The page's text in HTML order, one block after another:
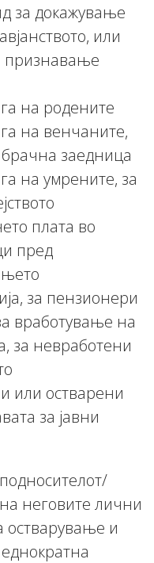
за докажување
или
признавање
на родените
на венчаните,
заедница
на умрените, за
плата во
пред
за пензионери
вработување на
за невработени
или остварени
за јавни
неговите лични
остварување и